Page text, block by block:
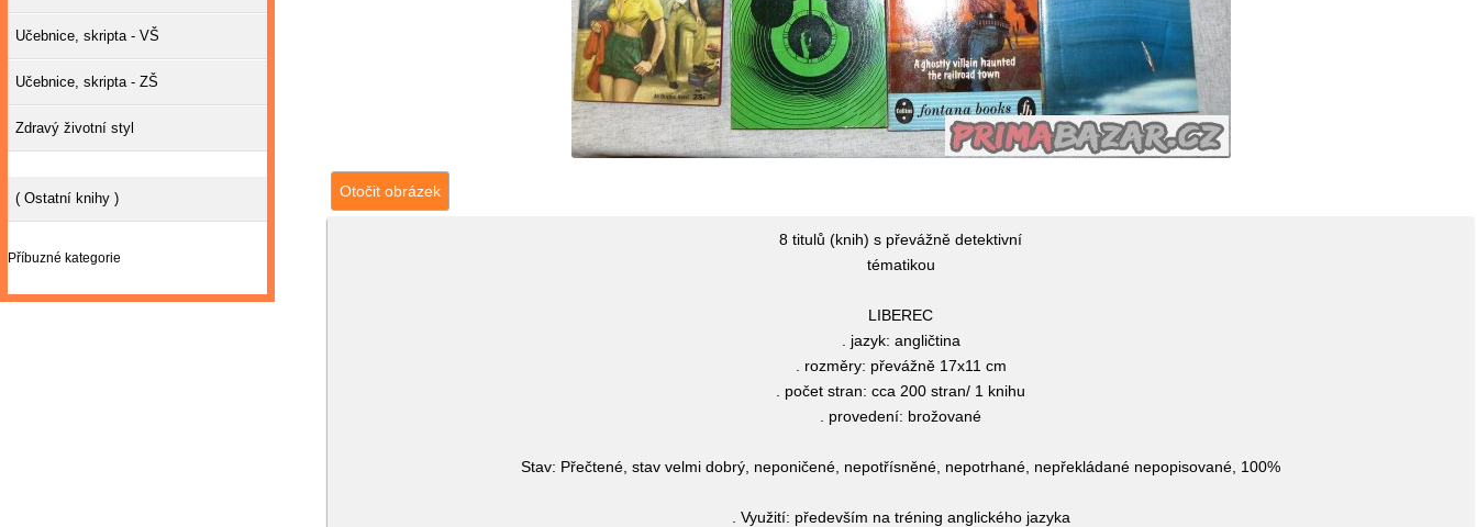
Otočit obrázek
8 titulů (knih) s převážně detektivní
tématikou
LIBEREC
. jazyk: angličtina
. rozměry: převážně 17x11 cm
. počet stran: cca 200 stran/ 1 knihu
. provedení: brožované
Stav: Přečtené, stav velmi dobrý, neponičené, nepotřísněné, nepotrhané, nepřekládané nepopisované, 100%
. Využití: především na tréning anglického jazyka
Učebnice, skripta - VŠ
Učebnice, skripta - ZŠ
Zdravý životní styl
( Ostatní knihy )
Příbuzné kategorie